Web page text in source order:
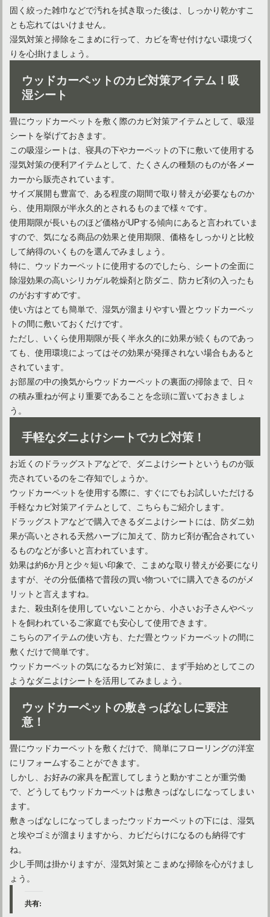
固く絞った雑巾などで汚れを拭き取った後は、しっかり乾かすこ
とも忘れてはいけません。
湿気対策と掃除をこまめに行って、カビを寄せ付けない環境づく
りを心掛けましょう。
ウッドカーペットのカビ対策アイテム！吸
湿シート
畳にウッドカーペットを敷く際のカビ対策アイテムとして、吸湿
シートを挙げておきます。
この吸湿シートは、寝具の下やカーペットの下に敷いて使用する
湿気対策の便利アイテムとして、たくさんの種類のものが各メー
カーから販売されています。
サイズ展開も豊富で、ある程度の期間で取り替えが必要なものか
ら、使用期限が半永久的とされるものまで様々です。
使用期限が長いものほど価格がUPする傾向にあると言われていま
すので、気になる商品の効果と使用期限、価格をしっかりと比較
して納得のいくものを選んでみましょう。
特に、ウッドカーペットに使用するのでしたら、シートの全面に
除湿効果の高いシリカゲル乾燥剤と防ダニ、防カビ剤の入ったも
のがおすすめです。
使い方はとても簡単で、湿気が溜まりやすい畳とウッドカーペッ
トの間に敷いておくだけです。
ただし、いくら使用期限が長く半永久的に効果が続くものであっ
ても、使用環境によってはその効果が発揮されない場合もあると
されています。
お部屋の中の換気からウッドカーペットの裏面の掃除まで、日々
の積み重ねが何より重要であることを念頭に置いておきましょ
う。
手軽なダニよけシートでカビ対策！
お近くのドラッグストアなどで、ダニよけシートというものが販
売されているのをご存知でしょうか。
ウッドカーペットを使用する際に、すぐにでもお試しいただける
手軽なカビ対策アイテムとして、こちらもご紹介します。
ドラッグストアなどで購入できるダニよけシートには、防ダニ効
果が高いとされる天然ハーブに加えて、防カビ剤が配合されてい
るものなどが多いと言われています。
効果は約6か月と少々短い印象で、こまめな取り替えが必要になり
ますが、その分低価格で普段の買い物ついでに購入できるのがメ
リットと言えますね。
また、殺虫剤を使用していないことから、小さいお子さんやペッ
トを飼われているご家庭でも安心して使用できます。
こちらのアイテムの使い方も、ただ畳とウッドカーペットの間に
敷くだけで簡単です。
ウッドカーペットの気になるカビ対策に、まず手始めとしてこの
ようなダニよけシートを活用してみましょう。
ウッドカーペットの敷きっぱなしに要注
意！
畳にウッドカーペットを敷くだけで、簡単にフローリングの洋室
にリフォームすることができます。
しかし、お好みの家具を配置してしまうと動かすことが重労働
で、どうしてもウッドカーペットは敷きっぱなしになってしまい
ます。
敷きっぱなしになってしまったウッドカーペットの下には、湿気
と埃やゴミが溜まりますから、カビだらけになるのも納得です
ね。
少し手間は掛かりますが、湿気対策とこまめな掃除を心がけまし
ょう。
共有: